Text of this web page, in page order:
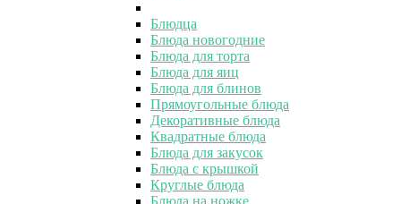
Блюдца
Блюда новогодние
Блюда для торта
Блюда для яиц
Блюда для блинов
Прямоугольные блюда
Декоративные блюда
Квадратные блюда
Блюда для закусок
Блюда с крышкой
Круглые блюда
Блюда на ножке